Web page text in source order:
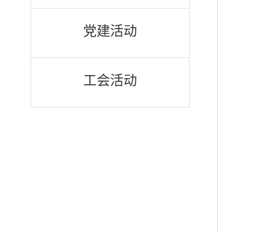
党建活动
工会活动